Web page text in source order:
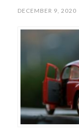
DECEMBER 9, 2020